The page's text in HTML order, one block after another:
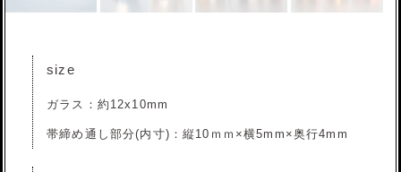
size
ガラス：約12x10mm
帯締め通し部分(内寸)：縦10ｍｍ×横5mm×奥行4mm